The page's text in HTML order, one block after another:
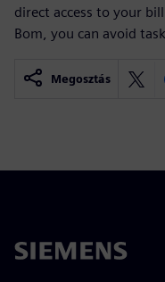
direct access to your
Bom, you can avoid
Megosztás